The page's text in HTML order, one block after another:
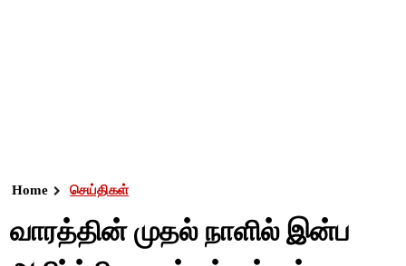
Home செய்திகள்
வாரத்தின் முதல் நாளில் இன்ப